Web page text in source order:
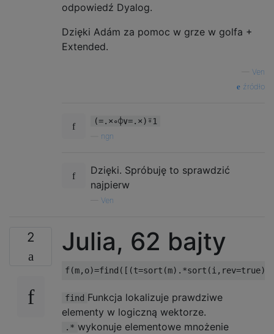
odpowiedź Dyalog.
Dzięki Adám za pomoc w grze w golfa +
Extended.
Ven
źródło
(=.×∘⌽∨=.×)⍤1
ngn
Dzięki. Spróbuję to sprawdzić
najpierw
Ven
2 Julia, 62 bajty
f(m, o)=find ([(t=sort (m).*sort (i , rev=true);
find Funkcja lokalizuje prawdziwe
elementy w logiczną wektorze.
.* wykonuje elementowe mnożenie